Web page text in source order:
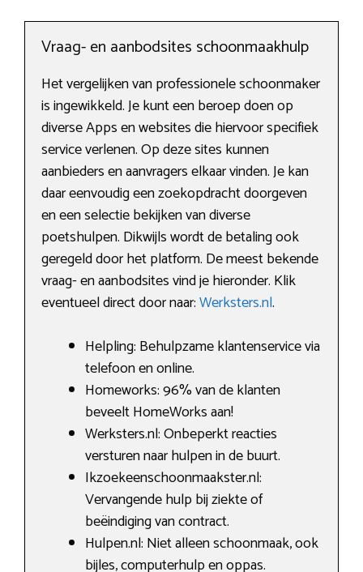
Vraag- en aanbodsites schoonmaakhulp
Het vergelijken van professionele schoonmaker
is ingewikkeld. Je kunt een beroep doen op
diverse Apps en websites die hiervoor specifiek
service verlenen. Op deze sites kunnen
aanbieders en aanvragers elkaar vinden. Je kan
daar eenvoudig een zoekopdracht doorgeven
en een selectie bekijken van diverse
poetshulpen. Dikwijls wordt de betaling ook
geregeld door het platform. De meest bekende
vraag- en aanbodsites vind je hieronder. Klik
eventueel direct door naar:Werksters.nl.
Helpling: Behulpzame klantenservice via
telefoon en online.
Homeworks: 96% van de klanten
beveelt HomeWorks aan!
Werksters.nl: Onbeperkt reacties
versturen naar hulpen in de buurt.
Ikzoekeenschoonmaakster.nl:
Vervangende hulp bij ziekte of
beëindiging van contract.
Hulpen.nl: Niet alleen schoonmaak, ook
bijles, computerhulp en oppas.